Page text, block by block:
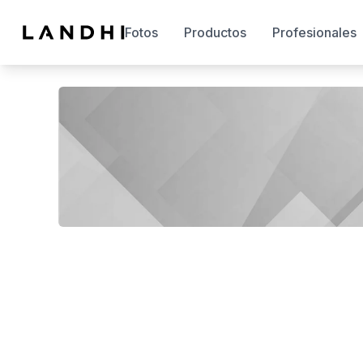
Fotos Productos Profesionales